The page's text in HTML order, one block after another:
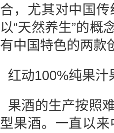
合，尤其对中国
以“天然养生”的概
有中国特色的两款
红动100%纯果汁
果酒的生产按照
型果酒。一直以